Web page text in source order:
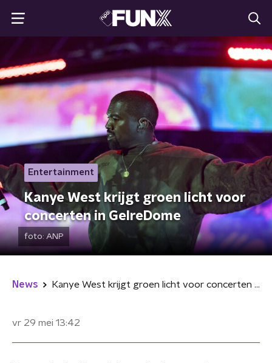
Entertainment
Kanye West krijgt groen licht voor
concerten in GelreDome
foto: ANP
News Kanye West krijgt groen licht voor concerten in GelreDome
vr 29 mei 13:42